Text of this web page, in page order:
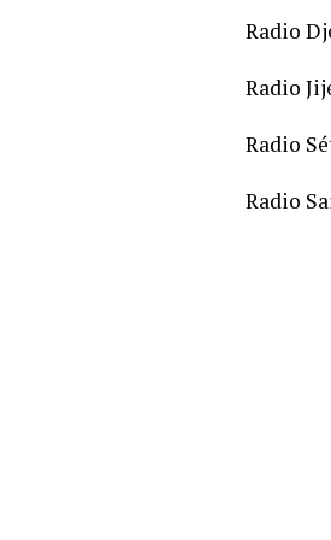
Radio
Radio
Radio
Radio